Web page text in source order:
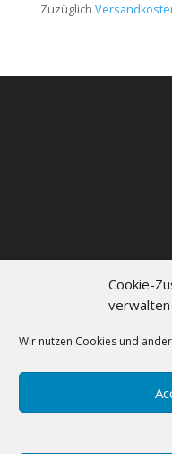
Cookie-
verwalten
Wir nutzen Cookies und
Zuzüglich
Kontakt